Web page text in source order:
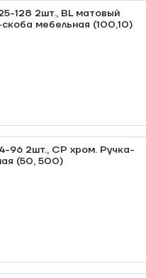
128 2шт., BL матовый
мебельная (100,10)
96 2шт., CP хром. Ручка-
(50, 500)